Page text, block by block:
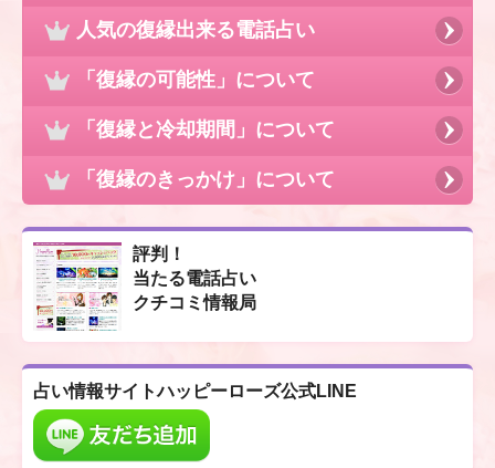
人気の復縁出来る電話占い
「復縁の可能性」について
「復縁と冷却期間」について
「復縁のきっかけ」について
評判！
当たる電話占い
クチコミ情報局
占い情報サイトハッピーローズ公式LINE